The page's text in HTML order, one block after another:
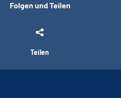
Folgen und Teilen
Teilen